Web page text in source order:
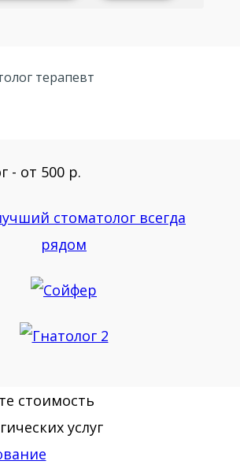
терапевт
- от 500 р.
стоимость
услуг